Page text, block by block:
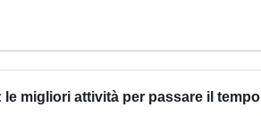
migliori attività per passare il tempo